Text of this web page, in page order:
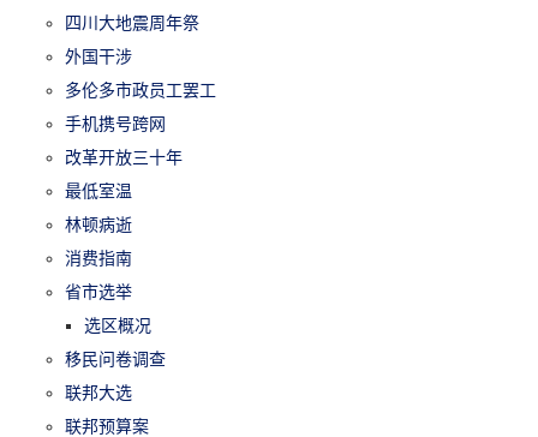
四川大地震周年祭
外国干涉
多伦多市政员工罢工
手机携号跨网
改革开放三十年
最低室温
林顿病逝
消费指南
省市选举
选区概况
移民问卷调查
联邦大选
联邦预算案